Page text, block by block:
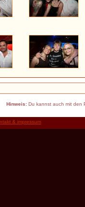
Hinweis:Du kannst auch mit den
& impressum